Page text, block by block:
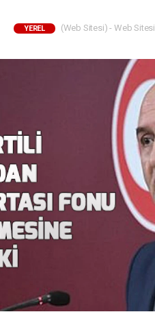
YEREL (Web Sitesi) - Web